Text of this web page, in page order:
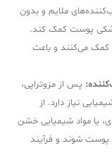
ملایم و بدون
پوست کمک کند.
کمک می‌کنند و باعث
پس از مزوتراپی،
نیاز دارد. از
یا مواد شیمیایی خشن
شوند و فرآیند